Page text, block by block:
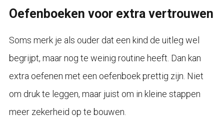
Oefenboeken voor extra vertrouwen
Soms merk je als ouder dat een kind de uitleg wel
begrijpt, maar nog te weinig routine heeft. Dan kan
extra oefenen met een oefenboek prettig zijn. Niet
om druk te leggen, maar juist om in kleine stappen
meer zekerheid op te bouwen.